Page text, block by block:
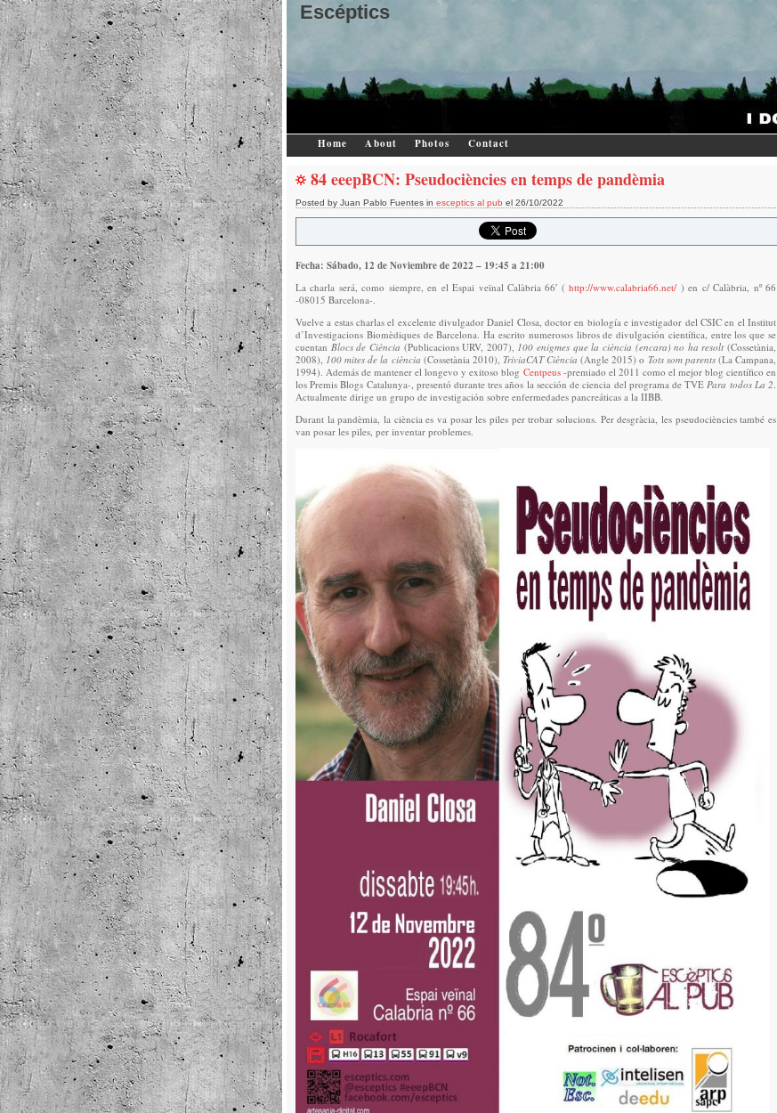
Escéptics
Home About Photos Contact
84 eeepBCN: Pseudociències en temps de pandèmia
Posted by Juan Pablo Fuentes in esceptics al pub el 26/10/2022
Fecha: Sábado, 12 de Noviembre de 2022 – 19:45 a 21:00
La charla será, como siempre, en el Espai veïnal Calàbria 66′ (http://www.calabria66.net/ ) en c/ Calàbria, nº 66
-08015 Barcelona-.
Vuelve a estas charlas el excelente divulgador Daniel Closa, doctor en biología e investigador del CSIC en el Institut
d’Investigacions Biomèdiques de Barcelona. Ha escrito numerosos libros de divulgación científica, entre los que se
cuentan Blocs de Ciència (Publicacions URV, 2007), 100 enigmes que la ciència (encara) no ha resolt (Cossetània,
2008), 100 mites de la ciència (Cossetània 2010), TriviaCAT Ciència (Angle 2015) o Tots som parents(La Campana,
1994). Además de mantener el longevo y exitoso blog Centpeus -premiado el 2011 como el mejor blog científico en
los Premis Blogs Catalunya-, presentó durante tres años la sección de ciencia del programa de TVEPara todos La 2.
Actualmente dirige un grupo de investigación sobre enfermedades pancreáticas a la IIBB.
Durant la pandèmia, la ciència es va posar les piles per trobar solucions. Per desgràcia, les pseudociències també es
van posar les piles, per inventar problemes.